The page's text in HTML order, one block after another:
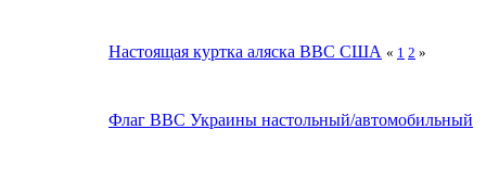
Настоящая куртка аляска ВВС США « 1 2 »
Флаг ВВС Украины настольный/автомобильный